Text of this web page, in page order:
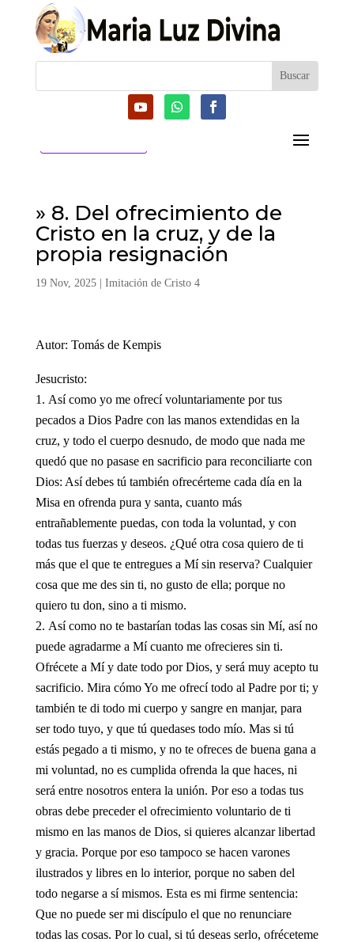
» 8. Del ofrecimiento de
Cristo en la cruz, y de la
propia resignación
19 Nov, 2025| Imitación de Cristo 4
Autor: Tomás de Kempis
Jesucristo:
Así como yo me ofrecí voluntariamente por tus
pecados a Dios Padre con las manos extendidas en la
cruz, y todo el cuerpo desnudo, de modo que nada me
quedó que no pasase en sacrificio para reconciliarte con
Dios: Así debes tú también ofrecérteme cada día en la
Misa en ofrenda pura y santa, cuanto más
entrañablemente puedas, con toda la voluntad, y con
todas tus fuerzas y deseos. ¿Qué otra cosa quiero de ti
más que el que te entregues a Mí sin reserva? Cualquier
cosa que me des sin ti, no gusto de ella; porque no
quiero tu don, sino a ti mismo.
Así como no te bastarían todas las cosas sin Mí, así no
puede agradarme a Mí cuanto me ofrecieres sin ti.
Ofrécete a Mí y date todo por Dios, y será muy acepto tu
sacrificio. Mira cómo Yo me ofrecí todo al Padre por ti; y
también te di todo mi cuerpo y sangre en manjar, para
ser todo tuyo, y que tú quedases todo mío. Mas si tú
estás pegado a ti mismo, y no te ofreces de buena gana a
mi voluntad, no es cumplida ofrenda la que haces, ni
será entre nosotros entera la unión. Por eso a todas tus
obras debe preceder el ofrecimiento voluntario de ti
mismo en las manos de Dios, si quieres alcanzar libertad
y gracia. Porque por eso tampoco se hacen varones
ilustrados y libres en lo interior, porque no saben del
todo negarse a sí mismos. Esta es mi firme sentencia:
Que no puede ser mi discípulo el que no renunciare
todas las cosas. Por lo cual, si tú deseas serlo, ofréceteme